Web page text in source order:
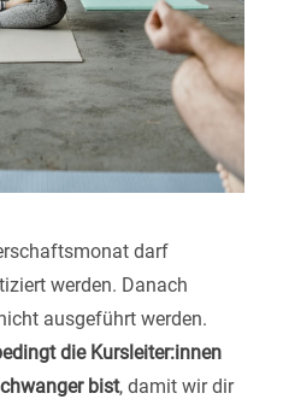
darf
werden. Danach
ausgeführt werden.
die Kursleiter:innen
bist, damit wir dir